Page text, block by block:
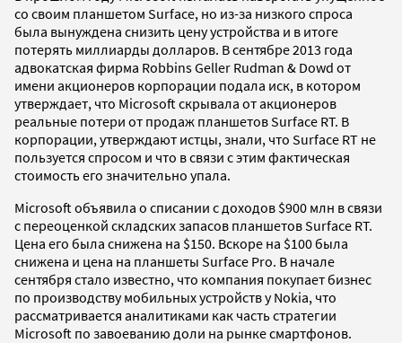
со своим планшетом Surface, но из-за низкого спроса
была вынуждена снизить цену устройства и в итоге
потерять миллиарды долларов. В сентябре 2013 года
адвокатская фирма Robbins Geller Rudman & Dowd от
имени акционеров корпорации подала иск, в котором
утверждает, что Microsoft скрывала от акционеров
реальные потери от продаж планшетов Surface RT. В
корпорации, утверждают истцы, знали, что Surface RT не
пользуется спросом и что в связи с этим фактическая
стоимость его значительно упала.
Microsoft объявила о списании с доходов $900 млн в связи
с переоценкой складских запасов планшетов Surface RT.
Цена его была снижена на $150. Вскоре на $100 была
снижена и цена на планшеты Surface Pro. В начале
сентября стало известно, что компания покупает бизнес
по производству мобильных устройств у Nokia, что
рассматривается аналитиками как часть стратегии
Microsoft по завоеванию доли на рынке смартфонов.